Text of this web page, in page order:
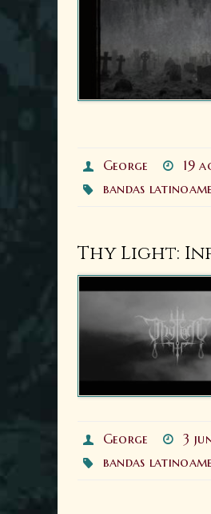
George 19
bandas
Thy Light:
George 3
bandas